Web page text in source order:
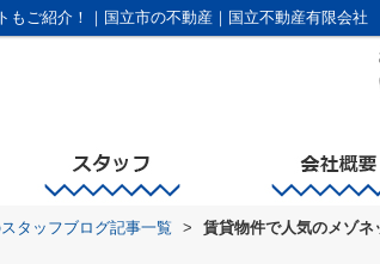
ご紹介！｜国立市の不動産｜国立不動産有限会社
タッフブログ記事一覧 >
賃貸物件で人気のメゾネ